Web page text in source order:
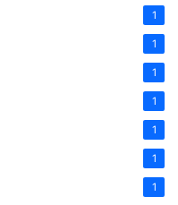
1
1
1
1
1
1
1